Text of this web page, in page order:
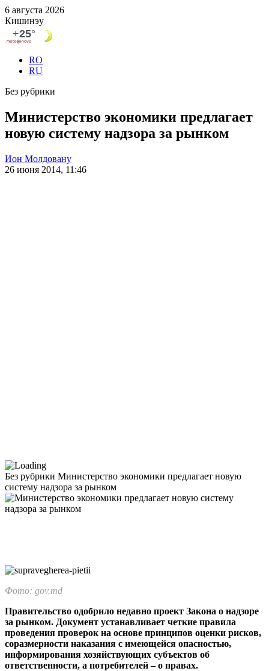
6 августа 2026
Кишинэу
RO
RU
Без рубрики
Министерство экономики предлагает
новую систему надзора за рынком
Ион Молдовану
26 июня 2014, 11:46
Без рубрики Министерство экономики предлагает новую
систему надзора за рынком
Фото: gov.md
Правительство одобрило недавно проект Закона о надзоре
за рынком. Документ ус­танавливает четкие правила
проведения проверок на основе принципов оценки рисков,
соразмерности наказания с имею­щейся опасностью,
информирования хо­зяйствующих субъектов об
ответственнос­ти, а потребителей – о правах.